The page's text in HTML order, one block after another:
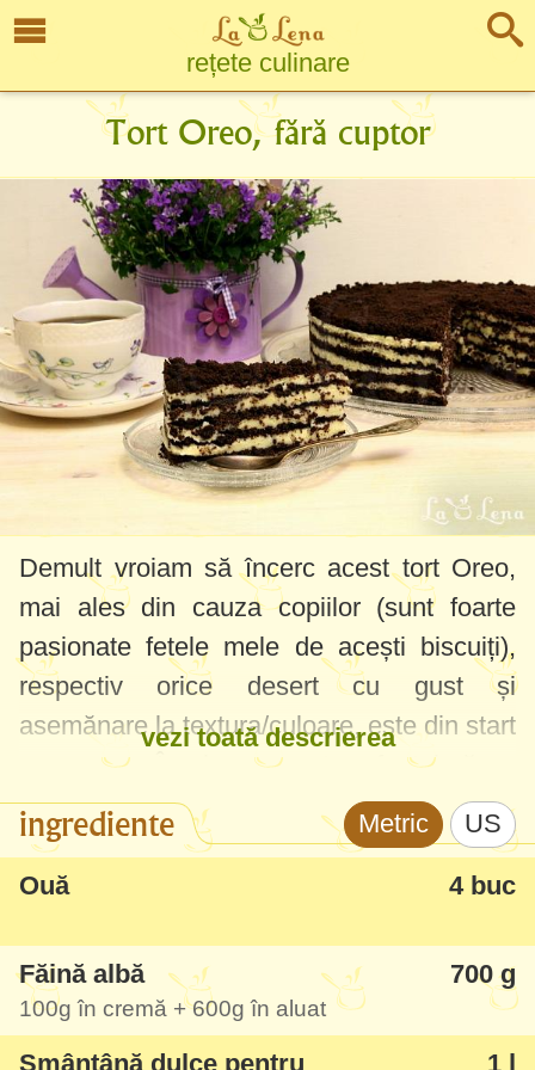
rețete culinare
Tort Oreo, fără cuptor
Demult vroiam să încerc acest tort Oreo,
mai ales din cauza copiilor (sunt foarte
pasionate fetele mele de acești biscuiți),
respectiv orice desert cu gust și
asemănare la textura/culoare, este din start
un succes. În plus, m-a atras faptul că nu
trebuie să coc foile în cuptor, iar modul de
asamblare este chiar genial, fără ornare
sofisticată în plus - efectiv după
treabă cu el.
Deci succes a avut enorm la copii, eu aș
vezi toată descrierea
ingrediente Metric US
Ouă 4 buc
Făină albă 700 g
100g în cremă +600g în aluat
Smântână dulce pentru
1 l